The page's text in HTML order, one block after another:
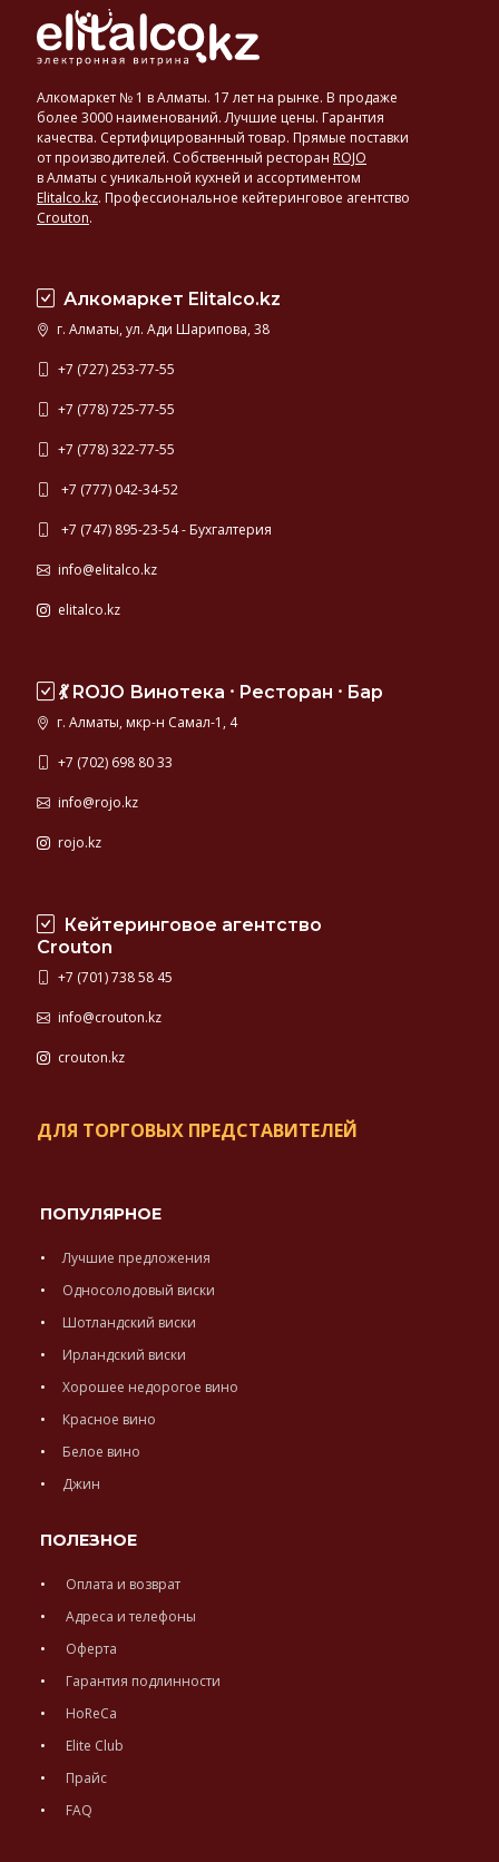
Алкомаркет № 1 в Алматы. 17 лет на рынке. В продаже
более 3000 наименований. Лучшие цены. Гарантия
качества. Сертифицированный товар. Прямые поставки
от производителей. Собственный ресторан ROJO
в Алматы с уникальной кухней и ассортиментом
Elitalco.kz. Профессиональное кейтеринговое агентство
Crouton.
Алкомаркет Elitalco.kz
г. Алматы, ул. Ади Шарипова, 38
+7 (727) 253-77-55
+7 (778) 725-77-55
+7 (778) 322-77-55
+7 (777) 042-34-52
+7 (747) 895-23-54 - Бухгалтерия
info@elitalco.kz
elitalco.kz
💃 ROJO Винотека ⸱ Ресторан ⸱ Бар
г. Алматы, мкр-н Самал-1, 4
+7 (702) 698 80 33
info@rojo.kz
rojo.kz
Кейтеринговое агентство
Crouton
+7 (701) 738 58 45
info@crouton.kz
crouton.kz
ДЛЯ ТОРГОВЫХ ПРЕДСТАВИТЕЛЕЙ
ПОПУЛЯРНОЕ
Лучшие предложения
Односолодовый виски
Шотландский виски
Ирландский виски
Хорошее недорогое вино
Красное вино
Белое вино
Джин
ПОЛЕЗНОЕ
Оплата и возврат
Адреса и телефоны
Оферта
Гарантия подлинности
HoReCa
Elite Club
Прайс
FAQ